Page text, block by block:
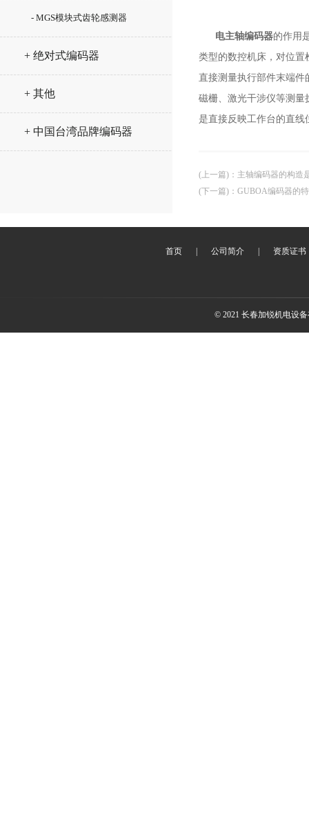
- MGS模块式齿轮感测器
+ 绝对式编码器
+ 其他
+ 中国台湾品牌编码器
电主轴编码器的作用
类型的数控机床，对位置
直接测量执行部件末端件
磁栅、激光干涉仪等测量
是直接反映工作台的直
(上一篇) ： 主轴编码器的构造
(下一篇) ： GUBOA编码器的
首页 公司简介 资质证书
© 2021 长春加锐机电设